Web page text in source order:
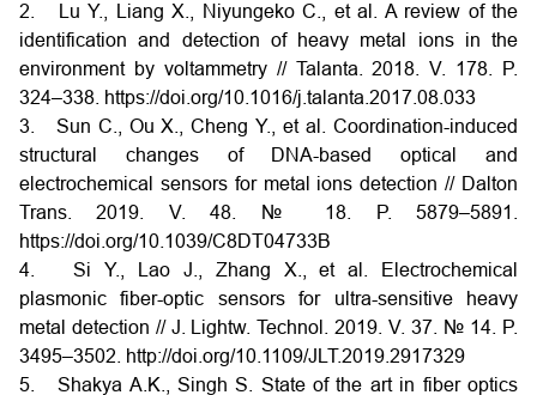
2. Lu Y., Liang X., Niyungeko C., et al. A review of the
identification and detection of heavy metal ions in the
environment by voltammetry // Talanta. 2018. V. 178. P.
324–338. https://doi.org/10.1016/j.talanta.2017.08.033
3. Sun C., Ou X., Cheng Y., et al. Coordination-induced
structural changes of DNA-based optical and
electrochemical sensors for metal ions detection // Dalton
Trans. 2019. V. 48. № 18. P. 5879–5891.
https://doi.org/10.1039/C8DT04733B
4. Si Y., Lao J., Zhang X., et al. Electrochemical
plasmonic fiber-optic sensors for ultra-sensitive heavy
metal detection // J. Lightw. Technol. 2019. V. 37. № 14. P.
3495–3502. http://doi.org/10.1109/JLT.2019.2917329
5. Shakya A.K., Singh S. State of the art in fiber optics